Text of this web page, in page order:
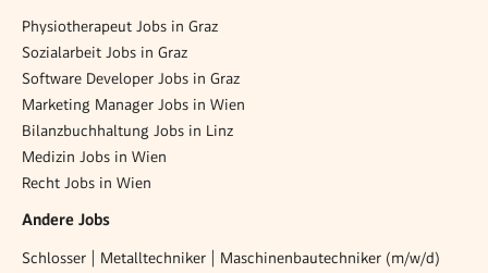
Physiotherapeut Jobs in Graz
Sozialarbeit Jobs in Graz
Software Developer Jobs in Graz
Marketing Manager Jobs in Wien
Bilanzbuchhaltung Jobs in Linz
Medizin Jobs in Wien
Recht Jobs in Wien
Andere Jobs
Schlosser | Metalltechniker | Maschinenbautechniker (m/w/d)